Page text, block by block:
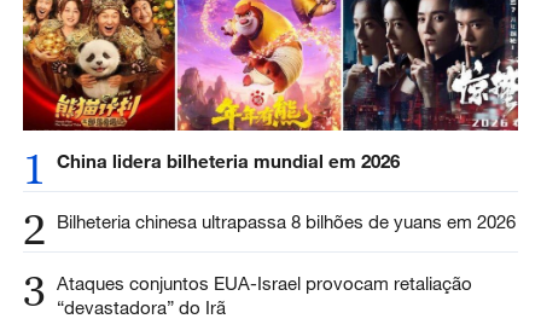
1 China lidera bilheteria mundial em 2026
2 Bilheteria chinesa ultrapassa 8 bilhões de yuans em 2026
3 Ataques conjuntos EUA-Israel provocam retaliação
“devastadora” do Irã